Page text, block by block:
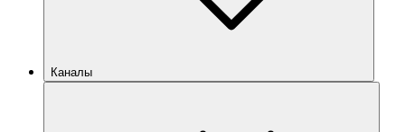
Каналы